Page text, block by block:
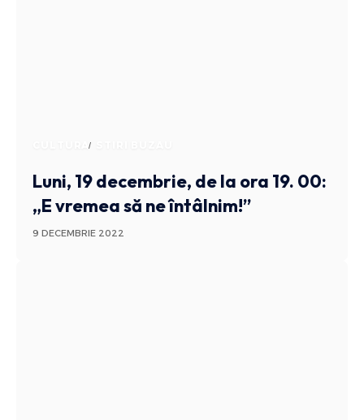
CULTURA
Luni, 19 decembrie, de la ora️ 19. 00:
„E vremea să ne întâlnim!”
9 DECEMBRIE 2022